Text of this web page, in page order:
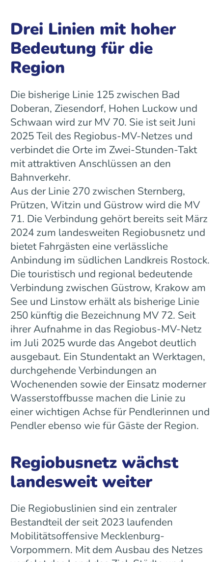
Drei Linien mit hoher
Bedeutung für die
Region
Die bisherige Linie 125 zwischen Bad
Doberan, Ziesendorf, Hohen Luckow und
Schwaan wird zur MV 70. Sie ist seit Juni
2025 Teil des Regiobus-MV-Netzes und
verbindet die Orte im Zwei-Stunden-Takt
mit attraktiven Anschlüssen an den
Bahnverkehr.
Aus der Linie 270 zwischen Sternberg,
Prützen, Witzin und Güstrow wird die MV
71. Die Verbindung gehört bereits seit März
2024 zum landesweiten Regiobusnetz und
bietet Fahrgästen eine verlässliche
Anbindung im südlichen Landkreis Rostock.
Die touristisch und regional bedeutende
Verbindung zwischen Güstrow, Krakow am
See und Linstow erhält als bisherige Linie
250 künftig die Bezeichnung MV 72. Seit
ihrer Aufnahme in das Regiobus-MV-Netz
im Juli 2025 wurde das Angebot deutlich
ausgebaut. Ein Stundentakt an Werktagen,
durchgehende Verbindungen an
Wochenenden sowie der Einsatz moderner
Wasserstoffbusse machen die Linie zu
einer wichtigen Achse für Pendlerinnen und
Pendler ebenso wie für Gäste der Region.
Regiobusnetz wächst
landesweit weiter
Die Regiobuslinien sind ein zentraler
Bestandteil der seit 2023 laufenden
Mobilitätsoffensive Mecklenburg-
Vorpommern. Mit dem Ausbau des Netzes